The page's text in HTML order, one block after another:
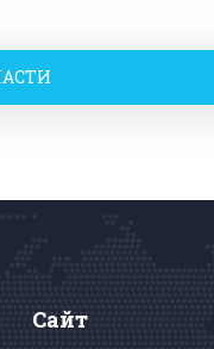
Сайт